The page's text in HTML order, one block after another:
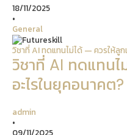
18/11/2025
•
General
วิชาที่ AI ทดแทนไม่ได้ — ควรให้ลูก
วิชาที่ AI ทดแทนไ
อะไรในยุคอนาคต?
admin
•